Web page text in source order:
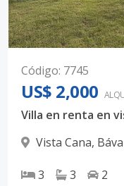
Código: 7745
US$ 2,000
Vista Cana,
3 3 2